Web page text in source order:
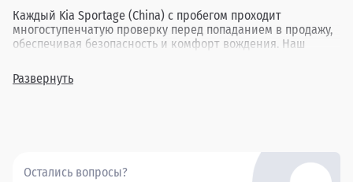
Каждый Kia Sportage (China) с пробегом проходит
многоступенчатую проверку перед попаданием в продажу,
обеспечивая безопасность и комфорт вождения. Наш
года выпуска, позволяя найти идеальный вариант для
каждого клиента.
Развернуть
Остались вопросы?